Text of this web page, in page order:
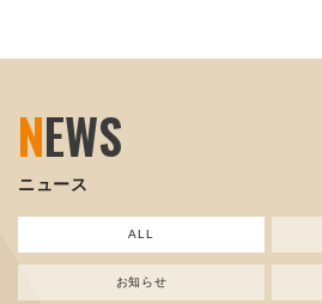
NEWS
ニュース
ALL
お知らせ